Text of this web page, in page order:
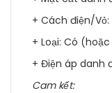
+ Cách điện/Vỏ:
+ Loại: Có
+ Điện áp danh
Cam kết: